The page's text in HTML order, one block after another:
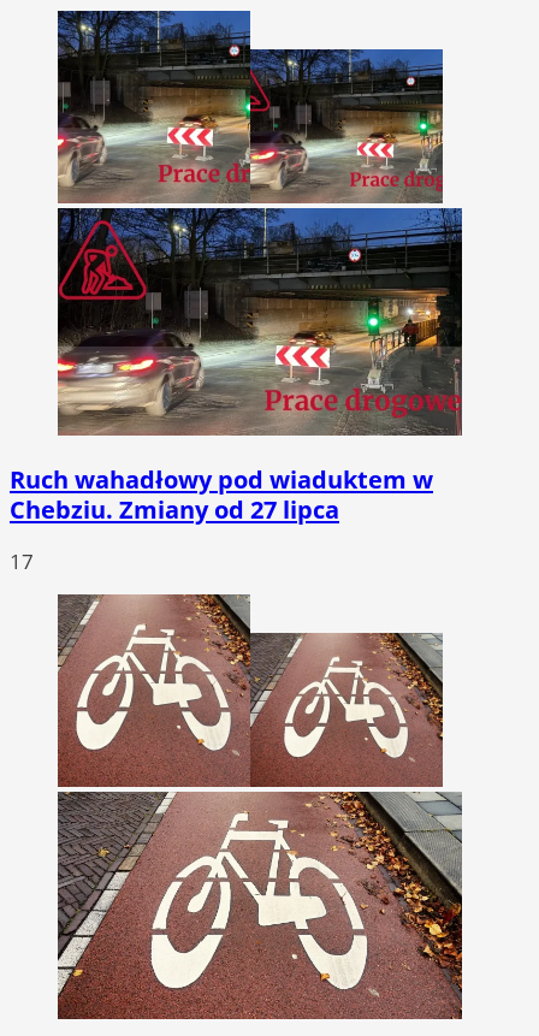
Ruch wahadłowy pod wiaduktem w
Chebziu. Zmiany od 27 lipca
17